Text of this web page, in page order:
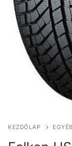
KEZDŐLAP EGYÉB